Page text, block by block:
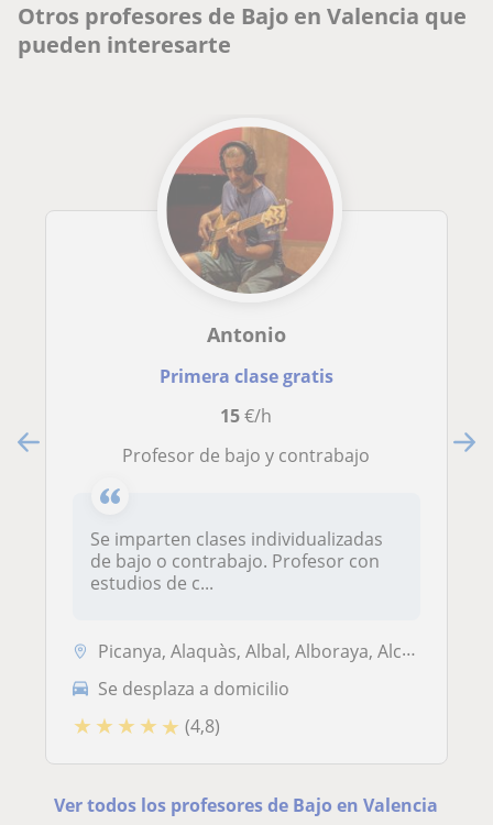
Otros profesores de Bajo en Valencia que
pueden interesarte
Antonio
Primera clase gratis
15€/h
Profesor de bajo y contrabajo
Se imparten clases individualizadas
de bajo o contrabajo. Profesor con
estudios de c...
Picanya, Alaquàs, Albal, Alboraya, Alcàsser, Xirivella, Mislata, Torre...
Se desplaza a domicilio
★ ★ ★ ★ ★ (4,8)
Ver todos los profesores de Bajo en Valencia